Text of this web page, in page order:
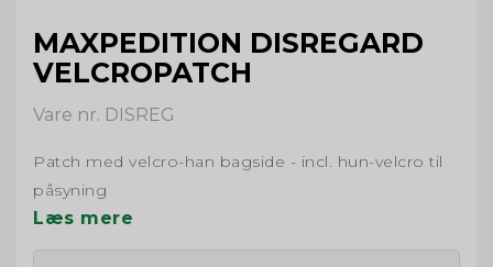
MAXPEDITION DISREGARD
VELCROPATCH
Vare nr. DISREG
Patch med velcro-han bagside - incl. hun-velcro til
påsyning
Læs mere